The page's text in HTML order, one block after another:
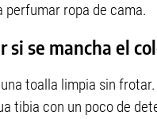
perfumar ropa de cama.
si se mancha el
toalla limpia sin frotar.
tibia con un poco de